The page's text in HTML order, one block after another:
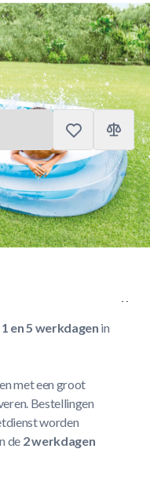
Meer
1 en 5 werkdagen in
met een groot
Bestellingen
worden
de 2 werkdagen